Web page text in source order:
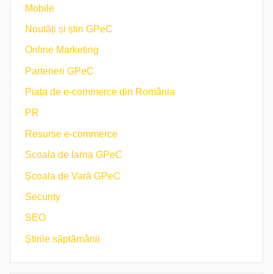
Mobile
Noutăți și știri GPeC
Online Marketing
Parteneri GPeC
Piața de e-commerce din România
PR
Resurse e-commerce
Scoala de Iarna GPeC
Școala de Vară GPeC
Security
SEO
Știrile săptămânii